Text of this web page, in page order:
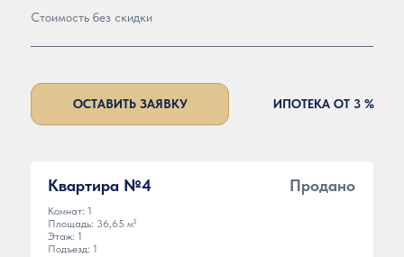
Стоимость без скидки
ИПОТЕКА ОТ 3 %
ОСТАВИТЬ ЗАЯВКУ
Квартира №4
Комнат: 1
Площадь: 36,65 м²
Этаж: 1
Подъезд: 1
Продано